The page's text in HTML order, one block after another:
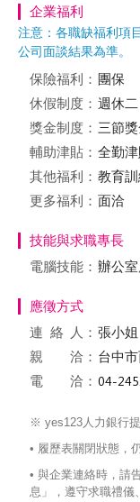
企業福利
注意：各職缺福利項
公司面談結果為準。
保險福利： 團保
休假制度： 週休二
獎金制度： 三節
輔助津貼： 全勤
其他福利： 教育
更多福利： 面洽
技能與求職專長
電腦技能： 辦公
應徵方式
連絡
人： 張小姐
親 洽： 台中
電 洽：
※ yes123人力銀行提
• 履歷表關閉狀態，
• 與企業連絡時，請
息」，遵守求職禮儀